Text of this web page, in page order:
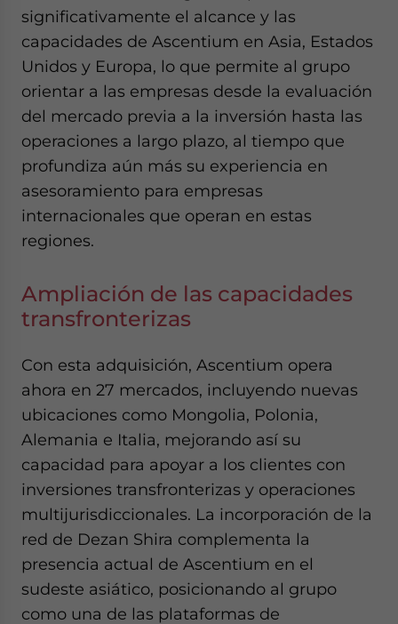
significativamente el alcance y las
capacidades de Ascentium en Asia, Estados
Unidos y Europa, lo que permite al grupo
orientar a las empresas desde la evaluación
del mercado previa a la inversión hasta las
operaciones a largo plazo, al tiempo que
profundiza aún más su experiencia en
asesoramiento para empresas
internacionales que operan en estas
regiones.
Ampliación de las capacidades
transfronterizas
Con esta adquisición, Ascentium opera
ahora en 27 mercados, incluyendo nuevas
ubicaciones como Mongolia, Polonia,
Alemania e Italia, mejorando así su
capacidad para apoyar a los clientes con
inversiones transfronterizas y operaciones
multijurisdiccionales. La incorporación de la
red de Dezan Shira complementa la
presencia actual de Ascentium en el
sudeste asiático, posicionando al grupo
como una de las plataformas de
- case sensitive